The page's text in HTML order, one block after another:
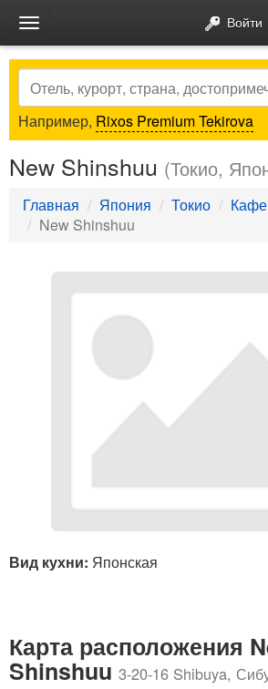
Toggle
navigation
Войти
Search
Например, Rixos Premium Tekirova
New Shinshuu (Токио,
Главная Япония Токио
New Shinshuu
Вид кухни: Японская
Карта расположения
Shinshuu 3-20-16 Shibuya,